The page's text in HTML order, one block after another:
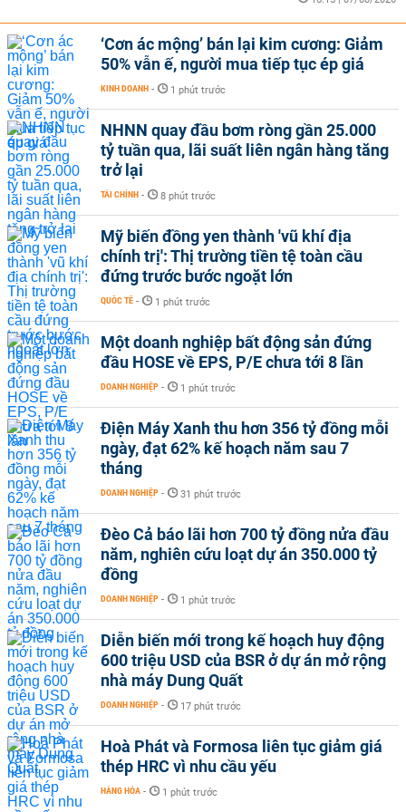
‘Cơn ác mộng’ bán lại kim cương: Giảm
50% vẫn ế, người mua tiếp tục ép giá
KINH DOANH - 1 phút trước
NHNN quay đầu bơm ròng gần 25.000
tỷ tuần qua, lãi suất liên ngân hàng tăng
trở lại
TÀI CHÍNH - 8 phút trước
Mỹ biến đồng yen thành 'vũ khí địa
chính trị': Thị trường tiền tệ toàn cầu
đứng trước bước ngoặt lớn
QUỐC TẾ - 1 phút trước
Một doanh nghiệp bất động sản đứng
đầu HOSE về EPS, P/E chưa tới 8 lần
DOANH NGHIỆP - 1 phút trước
Điện Máy Xanh thu hơn 356 tỷ đồng mỗi
ngày, đạt 62% kế hoạch năm sau 7
tháng
DOANH NGHIỆP - 31 phút trước
Đèo Cả báo lãi hơn 700 tỷ đồng nửa đầu
năm, nghiên cứu loạt dự án 350.000 tỷ
đồng
DOANH NGHIỆP - 1 phút trước
Diễn biến mới trong kế hoạch huy động
600 triệu USD của BSR ở dự án mở rộng
nhà máy Dung Quất
DOANH NGHIỆP - 17 phút trước
Hoà Phát và Formosa liên tục giảm giá
thép HRC vì nhu cầu yếu
HÀNG HÓA - 1 phút trước